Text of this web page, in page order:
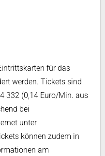
für das
werden. Tickets sind
332 (0,14 Euro/Min. aus
bei
unter
können zudem in
am